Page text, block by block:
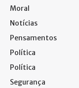
Moral
Notícias
Pensamentos
Política
Política
Segurança